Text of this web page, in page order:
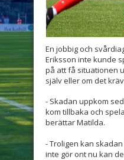
En jobbig och
Eriksson inte kunde
på att få situationen
själv eller om det
- Skadan uppkom
kom tillbaka och
berättar Matilda.
- Troligen kan
inte gör ont nu kan